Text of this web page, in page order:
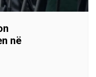
në